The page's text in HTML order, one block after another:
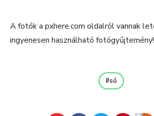
A fotók a pxhere.com oldalról vannak
ingyenesen használható fotógyűjtemény!
só